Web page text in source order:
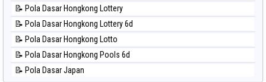
📊 Statistik Pennsylvania Day
📊 Statistik Sao Paulo
📊 Statistik Singapore
📊 Statistik Sydney
📊 Statistik Sydney Lottery
📝 Pola Dasar Hongkong Lottery
📝 Pola Dasar Hongkong Lottery 6d
📝 Pola Dasar Hongkong Lotto
📝 Pola Dasar Hongkong Pools 6d
📝 Pola Dasar Japan